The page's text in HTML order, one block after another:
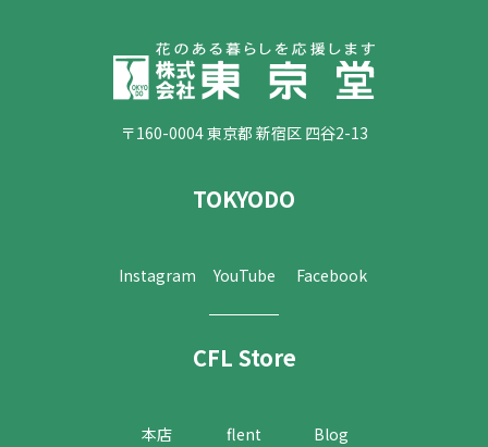
〒160-0004 東京都 新宿区 四谷2-13
TOKYODO
Instagram YouTube Facebook
CFL Store
本店 flent Blog